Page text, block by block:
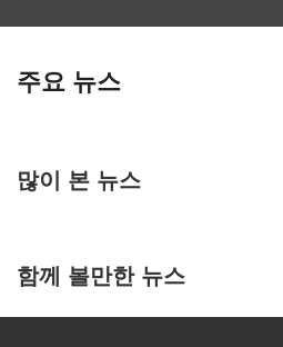
주요 뉴스
많이 본 뉴스
함께 볼만한 뉴스